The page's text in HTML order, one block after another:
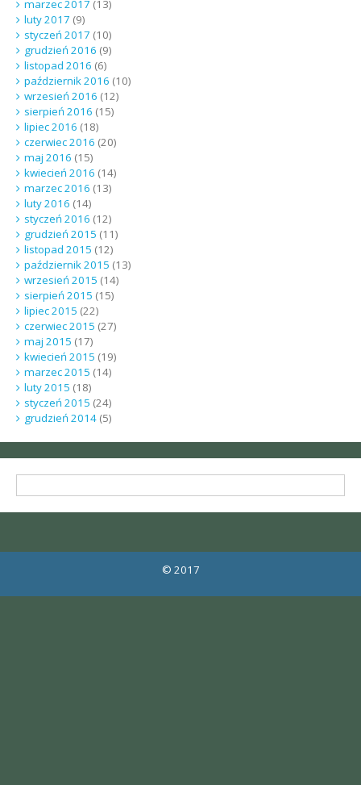
marzec 2017 (13)
luty 2017 (9)
styczeń 2017 (10)
grudzień 2016 (9)
listopad 2016 (6)
październik 2016 (10)
wrzesień 2016 (12)
sierpień 2016 (15)
lipiec 2016 (18)
czerwiec 2016 (20)
maj 2016 (15)
kwiecień 2016 (14)
marzec 2016 (13)
luty 2016 (14)
styczeń 2016 (12)
grudzień 2015 (11)
listopad 2015 (12)
październik 2015 (13)
wrzesień 2015 (14)
sierpień 2015 (15)
lipiec 2015 (22)
czerwiec 2015 (27)
maj 2015 (17)
kwiecień 2015 (19)
marzec 2015 (14)
luty 2015 (18)
styczeń 2015 (24)
grudzień 2014(5)
© 2017